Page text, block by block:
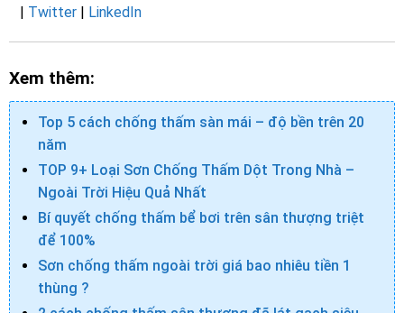
| Twitter | LinkedIn
Xem thêm:
Top 5 cách chống thấm sàn mái – độ bền trên 20
năm
TOP 9+ Loại Sơn Chống Thấm Dột Trong Nhà –
Ngoài Trời Hiệu Quả Nhất
Bí quyết chống thấm bể bơi trên sân thượng triệt
để 100%
Sơn chống thấm ngoài trời giá bao nhiêu tiền 1
thùng ?